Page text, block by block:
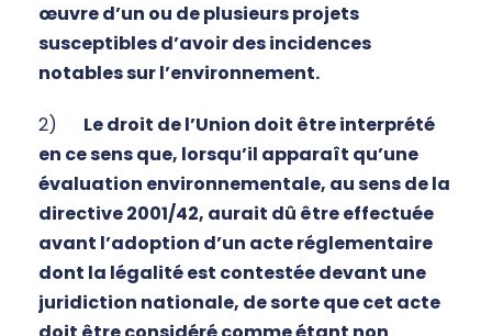
œuvre d’un ou de plusieurs projets
susceptibles d’avoir des incidences
notables sur l’environnement.
2) Le droit de l’Union doit être interprété
en ce sens que, lorsqu’il apparaît qu’une
évaluation environnementale, au sens de la
directive 2001/42, aurait dû être effectuée
avant l’adoption d’un acte réglementaire
dont la légalité est contestée devant une
juridiction nationale, de sorte que cet acte